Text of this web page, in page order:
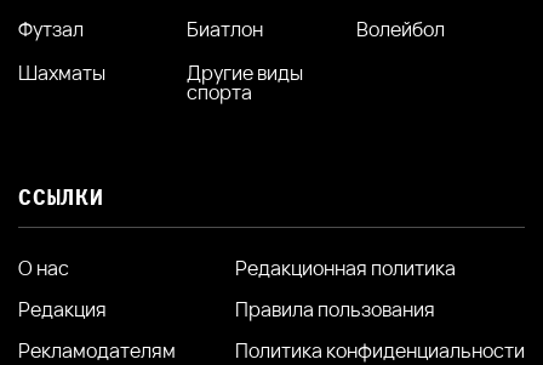
Футзал
Биатлон
Волейбол
Шахматы
Другие виды
спорта
ССЫЛКИ
О нас
Редакция
Рекламодателям
Редакционная политика
Правила пользования
Политика конфиденциальности